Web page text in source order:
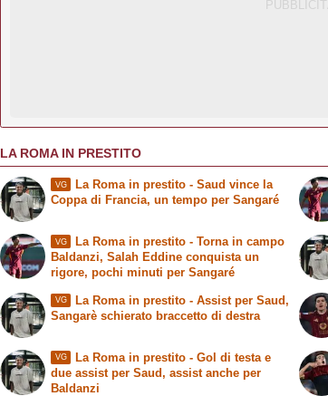
LA ROMA IN PRESTITO
VG La Roma in prestito- Saud vince la
Coppa di Francia, un tempo per Sangaré
VG La Roma in prestito- Torna in campo
Baldanzi, Salah Eddine conquista un
rigore, pochi minuti per Sangaré
VG La Roma in prestito- Assist per Saud,
Sangarè schierato braccetto di destra
VG La Roma in prestito- Gol di testa e
due assist per Saud, assist anche per
Baldanzi